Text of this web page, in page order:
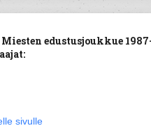
edustusjoukkue
sivulle